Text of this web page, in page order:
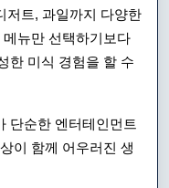
저트, 과일까지 다양한
뉴만 선택하기보다
한 미식 경험을 할 수
단순한 엔터테인먼트
이 함께 어우러진 생